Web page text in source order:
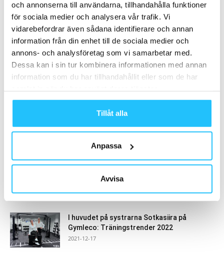
och annonserna till användarna, tillhandahålla funktioner
för sociala medier och analysera vår trafik. Vi
vidarebefordrar även sådana identifierare och annan
information från din enhet till de sociala medier och
annons- och analysföretag som vi samarbetar med.
Dessa kan i sin tur kombinera informationen med annan
information som du har tillhandahållit eller som de har
Tillåt alla
Anpassa
Avvisa
- Annons -
MEST POPULÄRA
Exklusivt Gymleco showroom i Kina
2019-10-19
till gymmet?
I huvudet på systrarna Sotkasiira på
Gymleco: Träningstrender 2022
2021-12-17